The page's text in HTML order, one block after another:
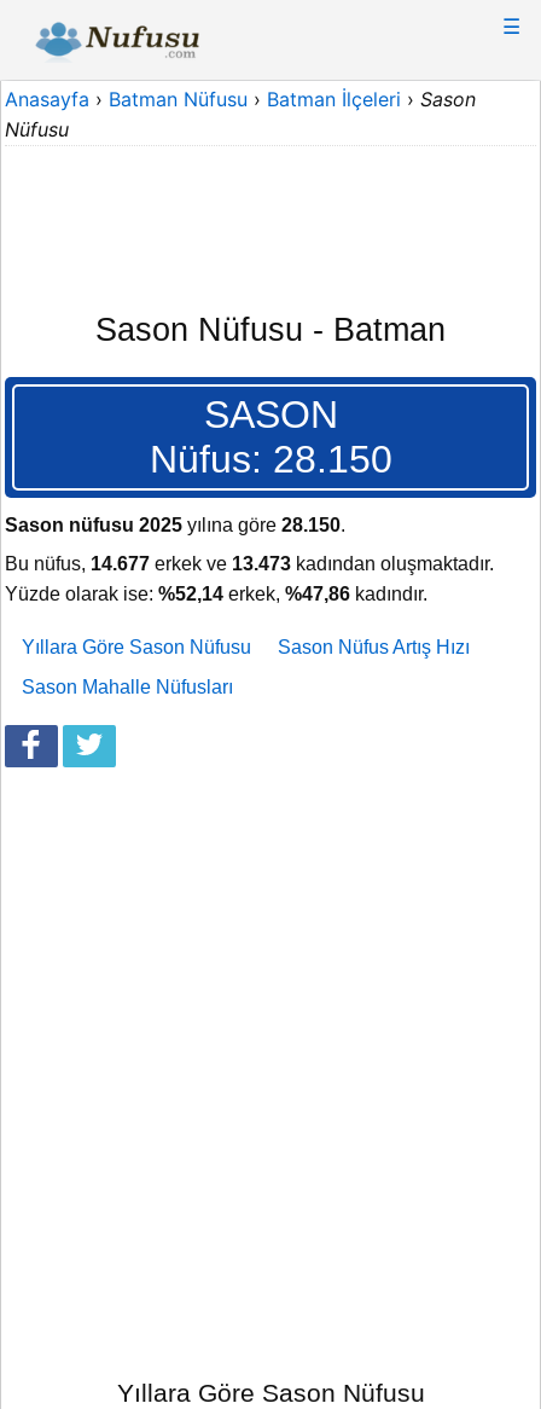
☰
Anasayfa › Batman Nüfusu › Batman İlçeleri › Sason
Nüfusu
Sason Nüfusu - Batman
SASON
Nüfus: 28.150
Sason nüfusu 2025 yılına göre 28.150.
Bu nüfus, 14.677 erkek ve 13.473 kadından oluşmaktadır.
Yüzde olarak ise: %52,14 erkek, %47,86 kadındır.
Yıllara Göre Sason Nüfusu
Sason Nüfus Artış Hızı
Sason Mahalle Nüfusları
Yıllara Göre Sason Nüfusu